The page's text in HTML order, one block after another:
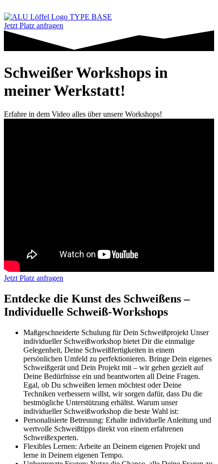
Jetzt Platz anfragen
Schweißer Workshops in
meiner Werkstatt!
Erfahre in dem Video alles über unsere Workshops!
Jetzt Platz anfragen
Entdecke die Kunst des Schweißens –
Individuelle Schweiß-Workshops
Maßgeschneiderte Schulung für Dein Schweißprojekt Unser
individueller Schweißworkshop bietet Dir die einmalige
Gelegenheit, Deine Schweißfertigkeiten in einem
persönlichen Umfeld zu perfektionieren. Bringe Dein eigenes
Schweißgerät und Dein Projekt mit – wir gehen gezielt auf
Deine Bedürfnisse ein und beantworten all Deine Fragen.
Egal, ob Du schweißen lernen möchtest oder Deine
Techniken verbessern willst, wir sorgen dafür, dass Du die
bestmögliche Unterstützung erhältst. Warum unser
individueller Schweißworkshop die beste Wahl ist:
Personalisierte Betreuung: Erhalte individuelle Anleitung und
wertvolle Schweißtipps direkt von einem erfahrenen
Schweißexperten.
Flexibles Lernen: Arbeite an Deinem eigenen Projekt und
lerne in Deinem eigenen Tempo.